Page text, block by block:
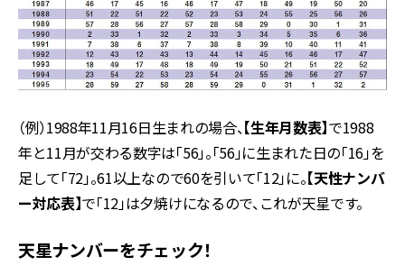
（例）1988年11月16日生まれの場合、【生年月数表】で1988
年と11月が交わる数字は「56」。「56」に生まれた日の「16」を
足して「72」。61以上なので60を引いて「12」に。【天性ナンバ
ー対応表】で「12」は夕焼けになるので、これが天星です。
天星ナンバーをチェック！